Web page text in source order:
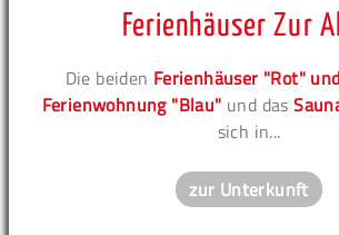
Ferienhäuser Zur
Die beiden Ferienhäuser "Rot"
Ferienwohnung "Blau" und das
sich in...
zur Unterkunft